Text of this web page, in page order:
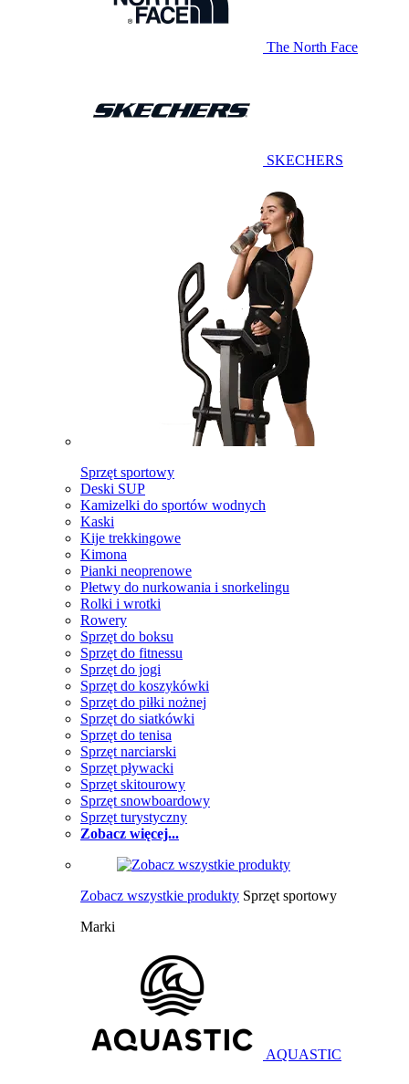
The North Face
SKECHERS
Sprzęt sportowy
Deski SUP
Kamizelki do sportów wodnych
Kaski
Kije trekkingowe
Kimona
Pianki neoprenowe
Płetwy do nurkowania i snorkelingu
Rolki i wrotki
Rowery
Sprzęt do boksu
Sprzęt do fitnessu
Sprzęt do jogi
Sprzęt do koszykówki
Sprzęt do piłki nożnej
Sprzęt do siatkówki
Sprzęt do tenisa
Sprzęt narciarski
Sprzęt pływacki
Sprzęt skitourowy
Sprzęt snowboardowy
Sprzęt turystyczny
Zobacz więcej...
Zobacz wszystkie produkty Sprzęt sportowy
Marki
AQUASTIC